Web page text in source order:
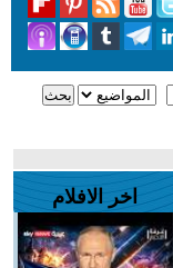
اخر الافلام